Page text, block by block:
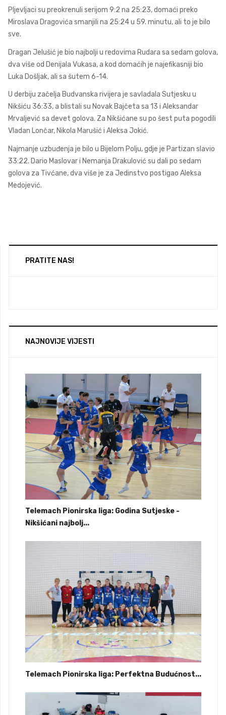
Pljevljaci su preokrenuli serijom 9:2 na 25:23, domaći preko
Miroslava Dragovića smanjili na 25:24 u 59. minutu, ali to je bilo
sve.
Dragan Jelušić je bio najbolji u redovima Rudara sa sedam golova,
dva više od Denijala Vukasa, a kod domaćih je najefikasniji bio
Luka Došljak, ali sa šutem 6-14.
U derbiju začelja Budvanska rivijera je savladala Sutjesku u
Nikšiću 36:33, a blistali su Novak Bajčeta sa 13 i Aleksandar
Mrvaljević sa devet golova. Za Nikšićane su po šest puta pogodili
Vladan Lončar, Nikola Marušić i Aleksa Jokić.
Najmanje uzbuđenja je bilo u Bijelom Polju, gdje je Partizan slavio
33:22. Dario Maslovar i Nemanja Drakulović su dali po sedam
golova za Tivćane, dva više je za Jedinstvo postigao Aleksa
Medojević.
PRATITE NAS!
NAJNOVIJE VIJESTI
Telemach Pionirska liga: Godina Sutjeske -
Nikšićani najbolj...
Telemach Pionirska liga: Perfektna Budućnost...